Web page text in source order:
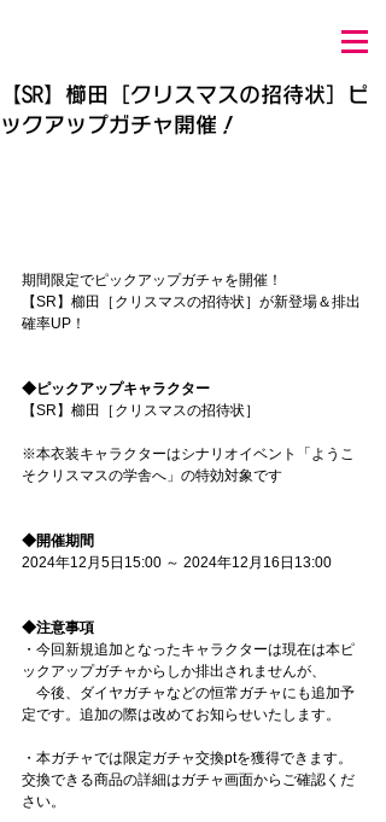
【SR】櫛田［クリスマスの招待状］ピ
ックアップガチャ開催！
期間限定でピックアップガチャを開催！
【SR】櫛田［クリスマスの招待状］が新登場＆排出
確率UP！
◆ピックアップキャラクター
【SR】櫛田［クリスマスの招待状］
※本衣装キャラクターはシナリオイベント「ようこ
そクリスマスの学舎へ」の特効対象です
◆開催期間
2024年12月5日15:00 ～ 2024年12月16日13:00
◆注意事項
・今回新規追加となったキャラクターは現在は本ピ
ックアップガチャからしか排出されませんが、
今後、ダイヤガチャなどの恒常ガチャにも追加予
定です。追加の際は改めてお知らせいたします。
・本ガチャでは限定ガチャ交換ptを獲得できます。
交換できる商品の詳細はガチャ画面からご確認くだ
さい。